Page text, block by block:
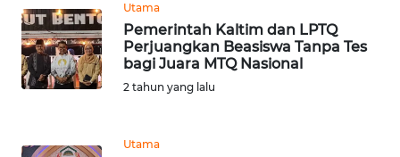
Utama
Pemerintah Kaltim dan LPTQ
Perjuangkan Beasiswa Tanpa Tes
bagi Juara MTQ Nasional
2 tahun yang lalu
Utama
SUMSEL
WN
BENGKULU
LAMPUNG